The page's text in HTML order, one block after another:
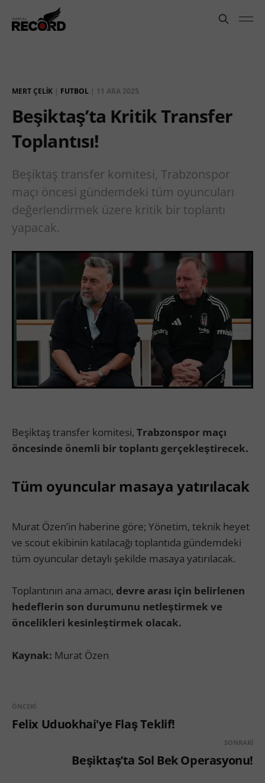
MERT ÇELIK | FUTBOL | 11 ARA 2025
Beşiktaş’ta Kritik Transfer
Toplantısı!
Beşiktaş transfer komitesi, Trabzonspor
maçı öncesi gündemdeki tüm oyuncuları
değerlendirmek üzere kritik bir toplantı
yapacak.
Beşiktaş transfer komitesi, Trabzonspor maçı
öncesinde önemli bir toplantı gerçekleştirecek.
Tüm oyuncular masaya yatırılacak
Murat Özen’in haberine göre; Yönetim, teknik heyet
ve scout ekibinin katılacağı toplantıda gündemdeki
tüm oyuncular detaylı şekilde masaya yatırılacak.
Toplantının ana amacı, devre arası için belirlenen
hedeflerin son durumunu netleştirmek ve
öncelikleri kesinleştirmek olacak.
Kaynak: Murat Özen
ÖNCEKI
Felix Uduokhai'ye Flaş Teklif!
SONRAKI
Beşiktaş’ta Sol Bek Operasyonu!